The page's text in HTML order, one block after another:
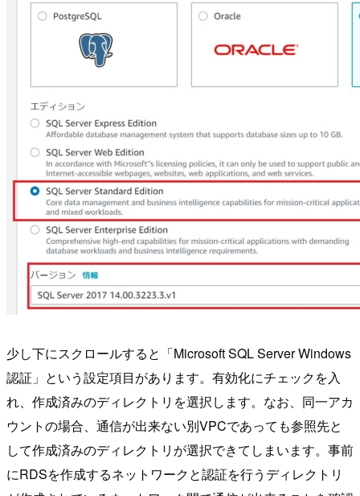
少し下にスクロールすると「Microsoft SQL Server Windows
認証」という設定項目があります。有効化にチェックを入
れ、作成済みのディレクトリを選択します。なお、同一アカ
ウントの場合、通信が出来ない別VPCであっても参照先と
して作成済みのディレクトリが選択できてしまいます。事前
にRDSを作成するネットワークと認証を行うディレクトリ